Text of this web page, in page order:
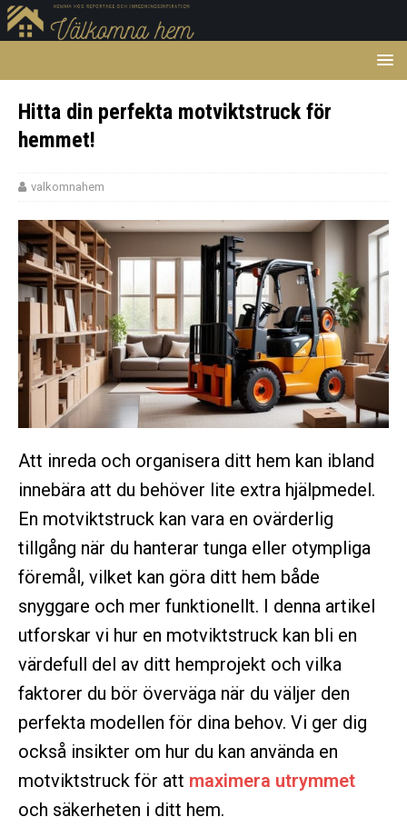
Hitta din perfekta motviktstruck för
hemmet!
valkomnahem
Att inreda och organisera ditt hem kan ibland
innebära att du behöver lite extra hjälpmedel.
En motviktstruck kan vara en ovärderlig
tillgång när du hanterar tunga eller otympliga
föremål, vilket kan göra ditt hem både
snyggare och mer funktionellt. I denna artikel
utforskar vi hur en motviktstruck kan bli en
värdefull del av ditt hemprojekt och vilka
faktorer du bör överväga när du väljer den
perfekta modellen för dina behov. Vi ger dig
också insikter om hur du kan använda en
motviktstruck för att maximera utrymmet
och säkerheten i ditt hem.